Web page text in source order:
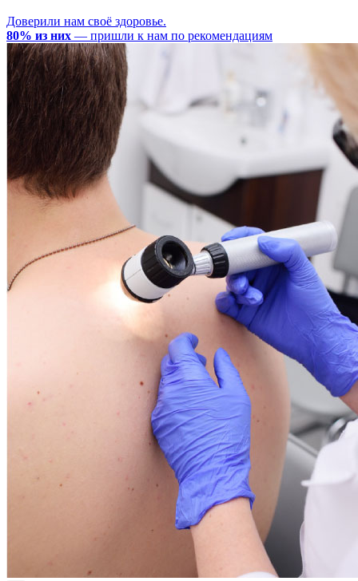
Доверили нам своё здоровье.
80% из них — пришли к нам по рекомендациям